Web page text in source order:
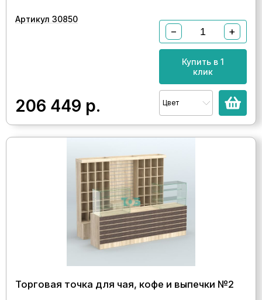
Артикул 30850
206 449 р.
− +
Купить в 1
клик
Цвет
Торговая точка для чая, кофе и выпечки №2